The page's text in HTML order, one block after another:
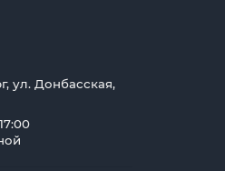
ул. Донбасская,